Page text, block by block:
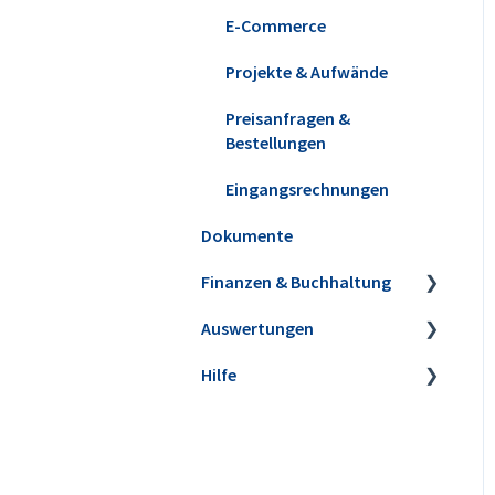
E-Commerce
Projekte & Aufwände
Preisanfragen &
Bestellungen
Eingangsrechnungen
Dokumente
Finanzen & Buchhaltung
Banking & Kasse
Kasse POS
Auswertungen
Steuer-Auswertungen
Hilfe